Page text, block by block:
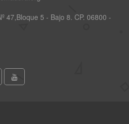
47,Bloque 5 - Bajo 8. CP. 06800 -